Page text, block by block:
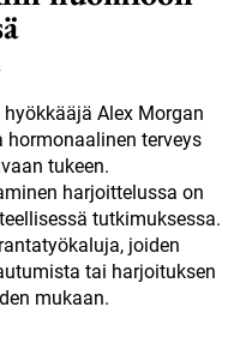
Alex Morgan
terveys
tukeen.
harjoittelussa on
tutkimuksessa.
joiden
tai harjoituksen
mukaan.